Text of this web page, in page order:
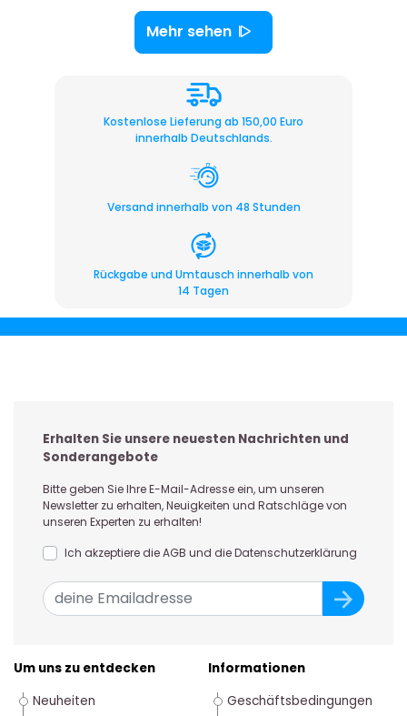
Mehr sehen
Kostenlose Lieferung ab 150,00 Euro
innerhalb Deutschlands.
Versand innerhalb von 48 Stunden
Rückgabe und Umtausch innerhalb von
14 Tagen
Erhalten Sie unsere neuesten Nachrichten und
Sonderangebote
Bitte geben Sie Ihre E-Mail-Adresse ein, um unseren
Newsletter zu erhalten, Neuigkeiten und Ratschläge von
unseren Experten zu erhalten!
Ich akzeptiere die AGB und die Datenschutzerklärung
Um uns zu entdecken
Neuheiten
Informationen
Geschäftsbedingungen